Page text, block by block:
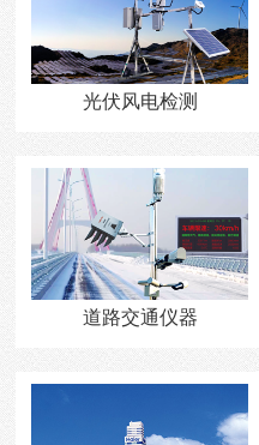
光伏风电检测
道路交通仪器